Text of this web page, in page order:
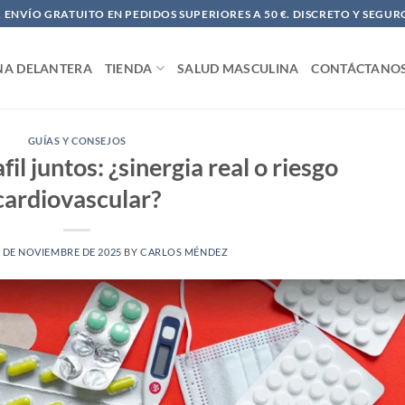
GRATUITO EN PEDIDOS SUPERIORES A 50 €. DISCRETO Y
DELANTERA TIENDA SALUD MASCULINA
GUÍAS Y CONSEJOS
juntos: ¿sinergia real o riesgo
DE NOVIEMBRE DE 2025 BY CARLOS MÉNDEZ